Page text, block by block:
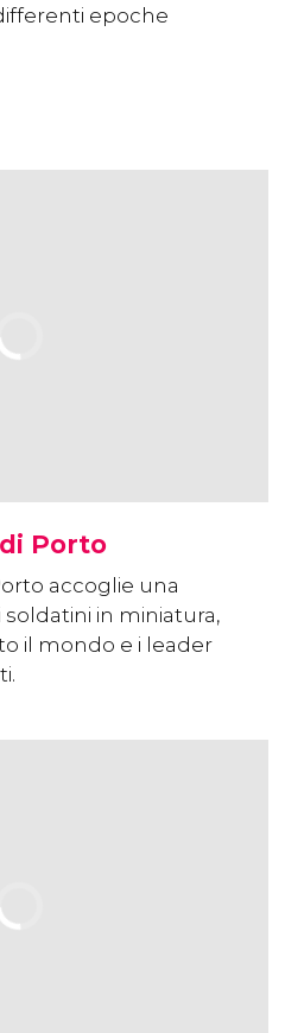
epoche
Porto
accoglie una
in miniatura,
il mondo e i leader